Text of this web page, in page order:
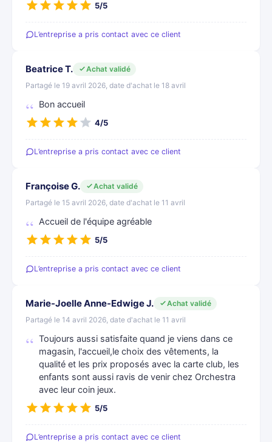
5/5
L’entreprise a pris contact avec ce client
Beatrice T.
Achat validé
Partagé le 19 avril 2026, date d'achat le 18 avril
Bon accueil
4/5
L’entreprise a pris contact avec ce client
Françoise G.
Achat validé
Partagé le 15 avril 2026, date d'achat le 11 avril
Accueil de l'équipe agréable
5/5
L’entreprise a pris contact avec ce client
Marie-Joelle Anne-Edwige J.
Achat validé
Partagé le 14 avril 2026, date d'achat le 11 avril
Toujours aussi satisfaite quand je viens dans ce
magasin, l'accueil,le choix des vêtements, la
qualité et les prix proposés avec la carte club, les
enfants sont aussi ravis de venir chez Orchestra
avec leur coin jeux.
5/5
L’entreprise a pris contact avec ce client